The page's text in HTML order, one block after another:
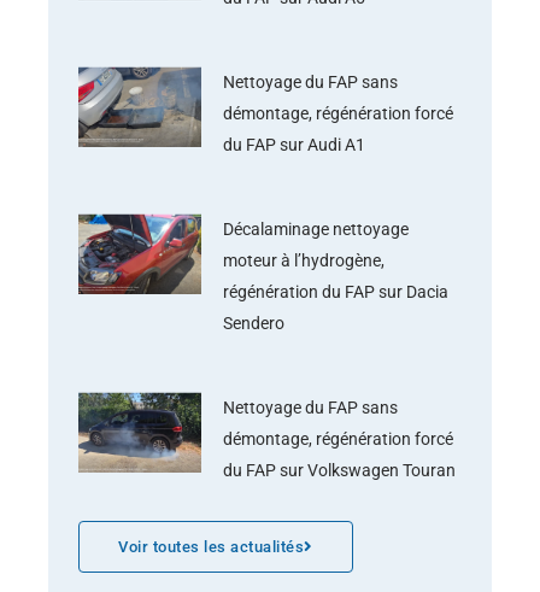
Nettoyage du FAP sans
démontage, régénération forcé
du FAP sur Audi A1
Décalaminage nettoyage
moteur à l’hydrogène,
régénération du FAP sur Dacia
Sendero
Nettoyage du FAP sans
démontage, régénération forcé
du FAP sur Volkswagen Touran
Voir toutes les actualités